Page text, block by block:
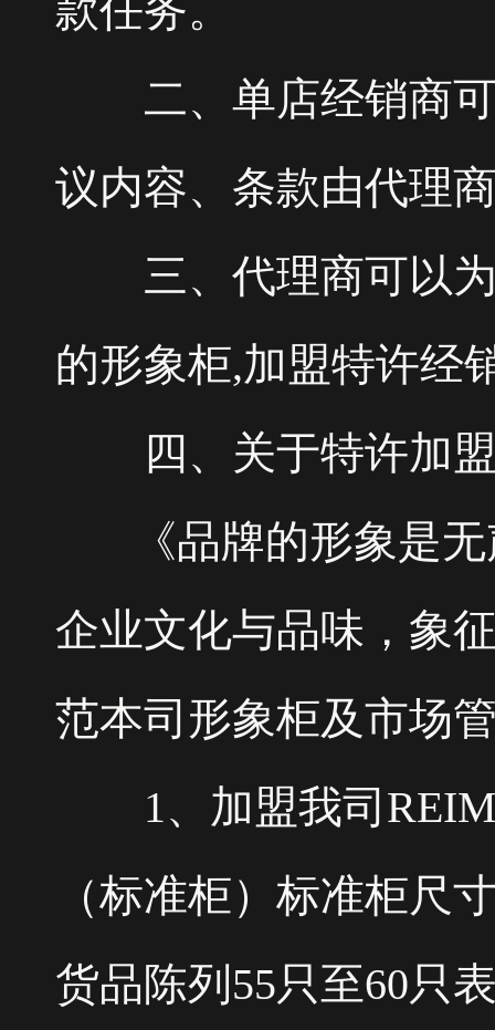
款任务。
二、单店经销商可
议内容、条款由代理
三、代理商可以为
的形象柜,加盟特许经
四、关于特许加盟
《品牌的形象是无
企业文化与品味，象
范本司形象柜及市场
1、加盟我司
（标准柜）标准柜尺
货品陈列55只至60只